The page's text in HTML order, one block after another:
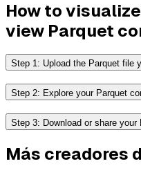
How to
view Parquet
Step 1: Upload the Parquet file
Step 2: Explore your Parquet
Step 3: Download or share your
Más creadores